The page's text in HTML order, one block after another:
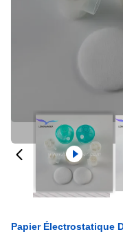
Papier Électrostatique